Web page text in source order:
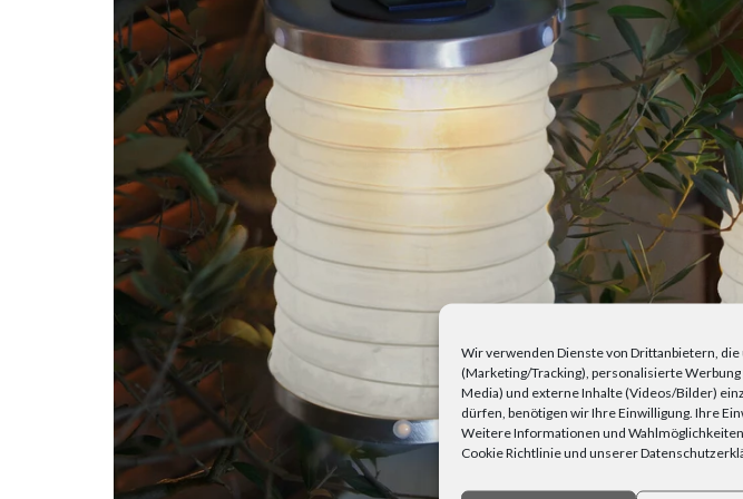
Wir verwenden Dienste von Drittanbietern,
(Marketing/Tracking), personalisierte
Media) und externe Inhalte (Videos/Bilder)
dürfen, benötigen wir Ihre Einwilligung. Ihre
Weitere Informationen und
Cookie Richtlinie und unserer